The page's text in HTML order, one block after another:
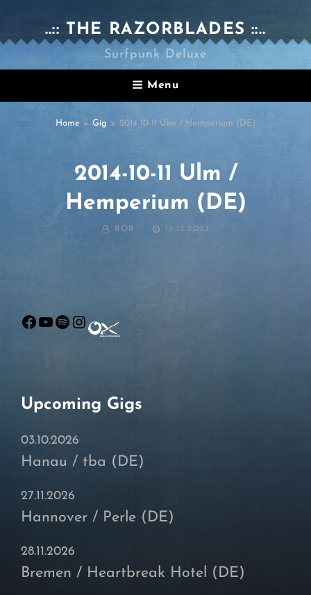
..:: THE RAZORBLADES ::..
Surfpunk Deluxe
Menu
Home > Gig > 2014-10-11 Ulm / Hemperium (DE)
2014-10-11 Ulm /
Hemperium (DE)
BY ROB
POSTED
15.12.2023
Facebook
YouTube
Spotify
Instagram
Upcoming Gigs
03.10.2026
Hanau / tba (DE)
27.11.2026
Hannover / Perle (DE)
28.11.2026
Bremen / Heartbreak Hotel (DE)